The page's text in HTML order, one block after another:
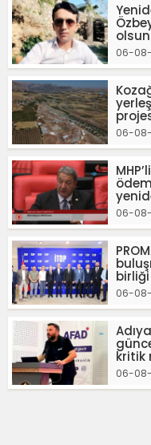
06-
06-
06-
birliği
06-
kritik
06-